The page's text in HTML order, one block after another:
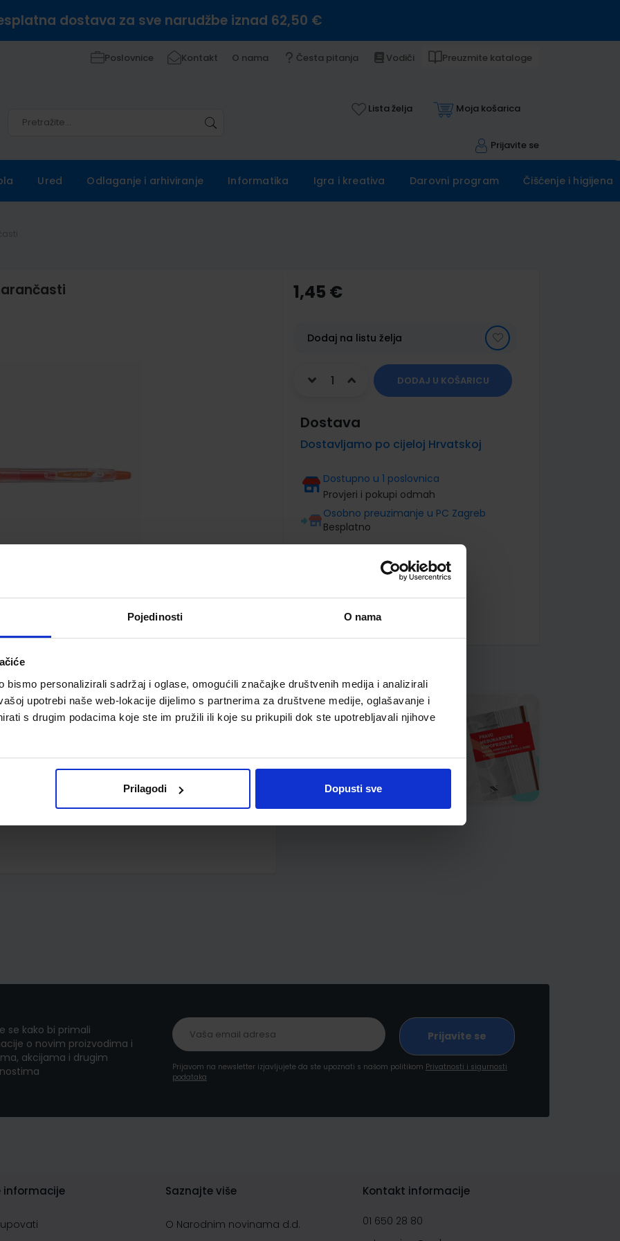
Pojedinosti O nama
bismo personalizirali sadržaj i oglase, omogućili značajke društvenih medija i analizirali
upotrebi naše web-lokacije dijelimo s partnerima za društvene medije, oglašavanje i
s drugim podacima koje ste im pružili ili koje su prikupili dok ste upotrebljavali njihove
Prilagodi Dopusti sve
dostava za sve narudžbe iznad 62,50 €
Poslovnice Kontakt O nama Česta pitanja Vodiči Preuzmite kataloge
Lista želja Moja košarica
Prijavite se
Ured Odlaganje i arhiviranje Informatika Igra i kreativa Darovni program Čišćenje i higijena
1,45 €
Dodaj na listu želja
DODAJ U KOŠARICU
Dostava
Dostavljamo po cijeloj Hrvatskoj
Dostupno u 1 poslovnica
Provjeri i pokupi odmah
Osobno preuzimanje u PC Zagreb
Besplatno
plastično tijelo olovke; ergonomski gumirani grip;
se kako bi primali
o novim proizvodima i
akcijama i drugim
Prijavom na newsletter izjavljujete da ste upoznati s našom politikom Privatnosti i sigurnosti
podataka
informacije Saznajte više
O Narodnim novinama d.d.
Kontakt informacije
01 650 28 80